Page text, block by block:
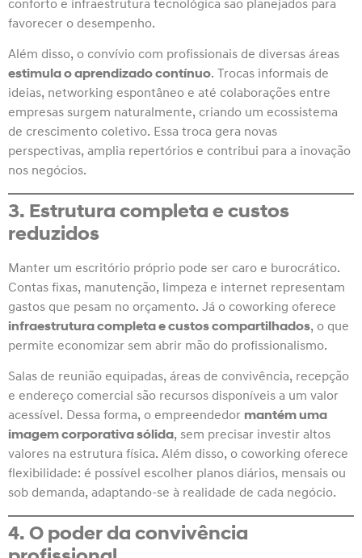
conforto e infraestrutura tecnológica são planejados para
favorecer o desempenho.
Além disso, o convívio com profissionais de diversas áreas
estimula o aprendizado contínuo. Trocas informais de
ideias, networking espontâneo e até colaborações entre
empresas surgem naturalmente, criando um ecossistema
de crescimento coletivo. Essa troca gera novas
perspectivas, amplia repertórios e contribui para a inovação
nos negócios.
3. Estrutura completa e custos
reduzidos
Manter um escritório próprio pode ser caro e burocrático.
Contas fixas, manutenção, limpeza e internet representam
gastos que pesam no orçamento. Já o coworking oferece
infraestrutura completa e custos compartilhados, o que
permite economizar sem abrir mão do profissionalismo.
Salas de reunião equipadas, áreas de convivência, recepção
e endereço comercial são recursos disponíveis a um valor
acessível. Dessa forma, o empreendedor mantém uma
imagem corporativa sólida, sem precisar investir altos
valores na estrutura física. Além disso, o coworking oferece
flexibilidade: é possível escolher planos diários, mensais ou
sob demanda, adaptando-se à realidade de cada negócio.
4. O poder da convivência